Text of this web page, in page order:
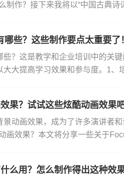
制作？接下来我将以“中国古典诗
些？这些制作要点太重要了！
些？这是教学和企业培训中的关
大大提高学习效果和参与度。1、
果？试试这些炫酷动画效果吧
动画效果，成为了许多演讲者
画效果？本文将分享一些关于
么用？怎么制作得出这种效果